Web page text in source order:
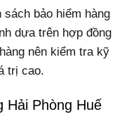
bảo hiểm hàng
dựa trên hợp đồng
nên kiểm tra kỹ
trị cao.
Hải Phòng Huế